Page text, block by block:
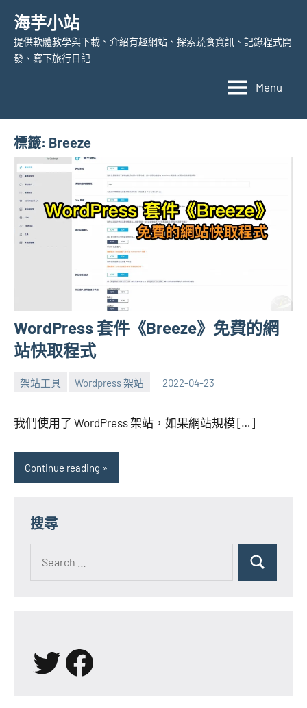
content
海芋小站
提供軟體教學與下載、介紹有趣網站、探索蔬食資訊、記錄程式開
發、寫下旅行日記
Menu
標籤: Breeze
WordPress 套件《Breeze》免費的網
站快取程式
架站工具 Wordpress 架站 2022-04-23
張
芋
No
我們使用了 WordPress 架站，如果網站規模 […]
Continue reading
搜尋
for:
Search
X Facebook